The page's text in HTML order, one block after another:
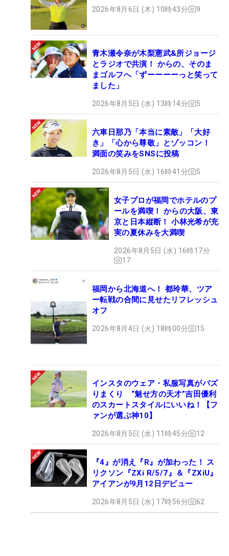
2026年8月6日 (木) 10時43分 9
青木瀬令奈が木梨憲武&所ジョージ
とラジオで共演！ からの、そのま
まゴルフへ「ずーーーーっと笑って
ました」
2026年8月5日 (水) 13時14分 5
六車日那乃「本当に素敵」「大好
き」「心から尊敬」とゾッコン！
満面の笑みをSNSに投稿
2026年8月5日 (水) 16時41分 5
女子プロが福岡でホテルのプ
ールを満喫！ からの大阪、東
京と日本縦断！ 小林光希が充
実の夏休みを大満喫
2026年8月5日 (水) 16時17分
17
福岡から北海道へ！ 都玲華、ツア
ー転戦の合間に見せたリフレッシュ
オフ
2026年8月4日 (火) 18時00分 15
インスタのウェア・私服写真がバズ
りまくり “魅せ方の天才”吉田優利
のスカートスタイルにいいね！【フ
ァンが選ぶ神10】
2026年8月5日 (水) 11時45分 12
『4』が消え『R』が加わった！ ス
リクソン『ZXi R/5/7』＆『ZXiU』
アイアンが9月12日デビュー
2026年8月5日 (水) 17時56分 62